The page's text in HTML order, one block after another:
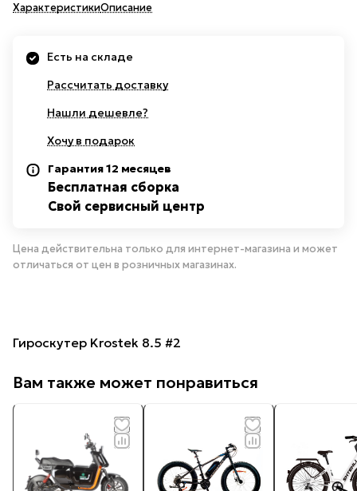
ХарактеристикиОписание
Есть на складе
Рассчитать доставку
Нашли дешевле?
Хочу в подарок
Гарантия 12 месяцев
Бесплатная сборка
Свой сервисный центр
Цена действительна только для интернет-магазина и может
отличаться от цен в розничных магазинах.
Гироскутер Krostek 8.5 #2
Вам также может понравиться